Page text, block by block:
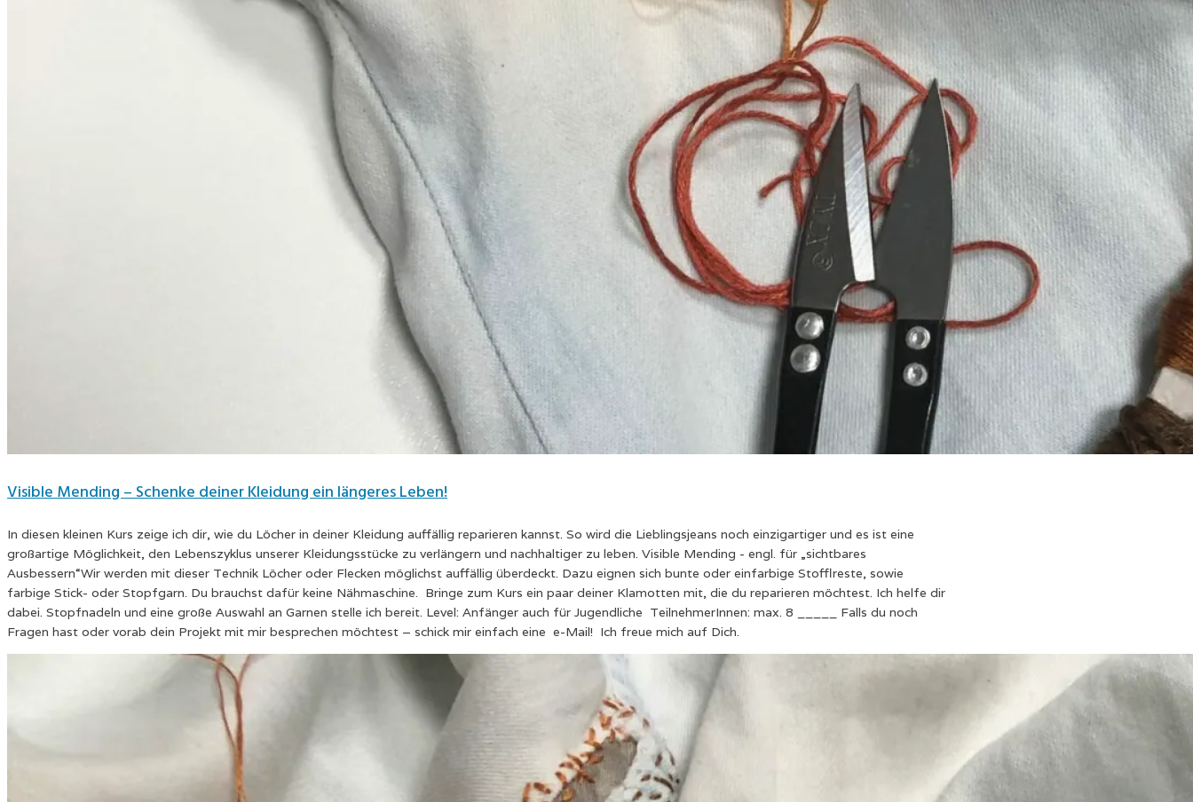
Visible Mending – Schenke deiner Kleidung ein längeres Leben!
In diesen kleinen Kurs zeige ich dir, wie du Löcher in deiner Kleidung auffällig reparieren kannst. So wird die Lieblingsjeans noch einzigartiger und es ist eine
großartige Möglichkeit, den Lebenszyklus unserer Kleidungsstücke zu verlängern und nachhaltiger zu leben. Visible Mending - engl. für „sichtbares
Ausbessern“Wir werden mit dieser Technik Löcher oder Flecken möglichst auffällig überdeckt. Dazu eignen sich bunte oder einfarbige Stofflreste, sowie
farbige Stick- oder Stopfgarn. Du brauchst dafür keine Nähmaschine. Bringe zum Kurs ein paar deiner Klamotten mit, die du reparieren möchtest. Ich helfe dir
dabei. Stopfnadeln und eine große Auswahl an Garnen stelle ich bereit. Level: Anfänger auch für Jugendliche TeilnehmerInnen: max. 8 _____ Falls du noch
Fragen hast oder vorab dein Projekt mit mir besprechen möchtest – schick mir einfach eine e-Mail! Ich freue mich auf Dich.